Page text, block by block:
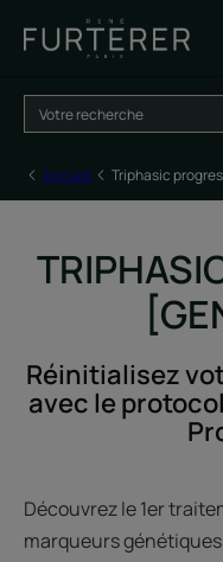
Accueil Triphasic
Réinitialisez
avec le
Découvrez le 1er
marqueurs